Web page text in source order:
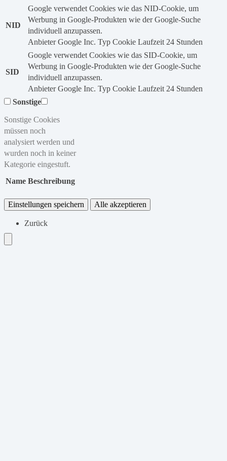
NID
Google verwendet Cookies wie das NID-Cookie, um
Werbung in Google-Produkten wie der Google-Suche
individuell anzupassen.
Anbieter Google Inc. Typ Cookie Laufzeit 24 Stunden
SID
Google verwendet Cookies wie das SID-Cookie, um
Werbung in Google-Produkten wie der Google-Suche
individuell anzupassen.
Anbieter Google Inc. Typ Cookie Laufzeit 24 Stunden
Sonstige
Sonstige Cookies
müssen noch
analysiert werden und
wurden noch in keiner
Kategorie eingestuft.
Name Beschreibung
Einstellungen speichern Alle akzeptieren
Zurück